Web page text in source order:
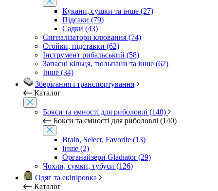
Кукани, сушки та інше (27)
Підсаки (79)
Садки (43)
Сигналізатори клювання (74)
Стойки, підставки (62)
Інструмент рибальський (58)
Запасні кільця, тюльпани та інше (62)
Інше (34)
Зберігання і транспортування
Каталог
Бокси та ємності для риболовлі (140)
Бокси та ємності для риболовлі (140)
Brain, Select, Favorite (13)
Інше (2)
Органайзери Gladiator (29)
Чохли, сумки, тубуси (126)
Одяг та екіпіровка
Каталог